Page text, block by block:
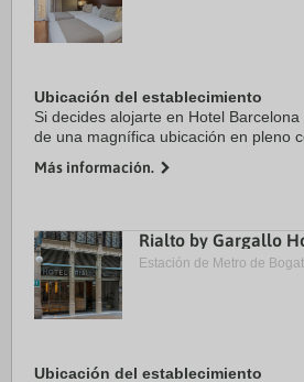
Ubicación del establecimiento
Si decides alojarte en Hotel
de una magnífica ubicación en pleno
de Barcelona. Además, este ...
Más información.
Rialto by Gargallo
Estación de Metro de
Ubicación del establecimiento